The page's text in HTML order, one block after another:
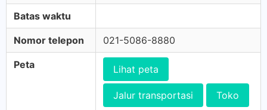
Batas waktu
Nomor telepon 021-5086-8880
Peta Lihat peta
Jalur transportasi Toko